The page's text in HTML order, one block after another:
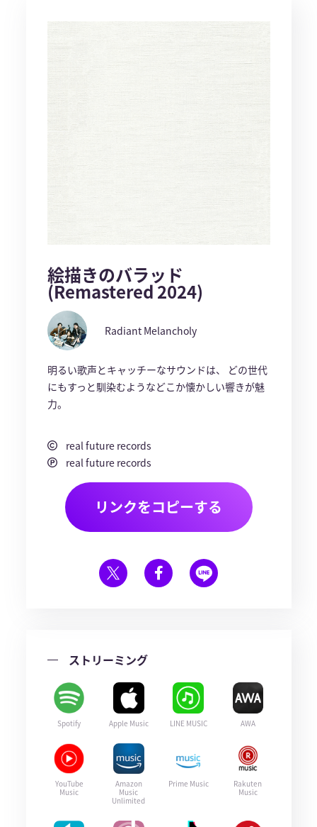
絵描きのバラッド
(Remastered 2024)
Radiant Melancholy
明るい歌声とキャッチーなサウンドは、 どの世代
にもすっと馴染むようなどこか懐かしい響きが魅
力。
real future records
real future records
リンクをコピーする
ストリーミング
Spotify Apple Music LINE MUSIC AWA
YouTube
Music
Amazon
Music
Unlimited
Prime Music
Rakuten
Music